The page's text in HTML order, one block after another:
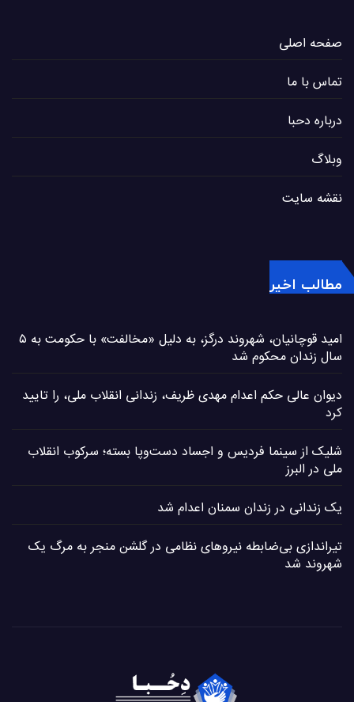
صفحه اصلی
تماس با ما
درباره دحبا
وبلاگ
نقشه سایت
مطالب اخیر
امید قوچانیان، شهروند درگز، به دلیل «مخالفت» با حکومت به ۵
سال زندان محکوم شد
دیوان عالی حکم اعدام مهدی ظریف، زندانی انقلاب ملی، را تایید
کرد
شلیک از سینما فردیس و اجساد دست‌وپا بسته؛ سرکوب انقلاب
ملی در البرز
یک زندانی در زندان سمنان اعدام شد
تیراندازی بی‌ضابطه نیروهای نظامی در گلشن منجر به مرگ یک
شهروند شد